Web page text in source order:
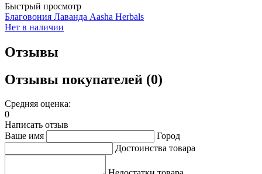
Быстрый просмотр
Благовония Лаванда Aasha Herbals
Нет в наличии
Отзывы
Отзывы покупателей (0)
Средняя оценка:
0
Написать отзыв
Ваше имя
Город
Достоинства товара